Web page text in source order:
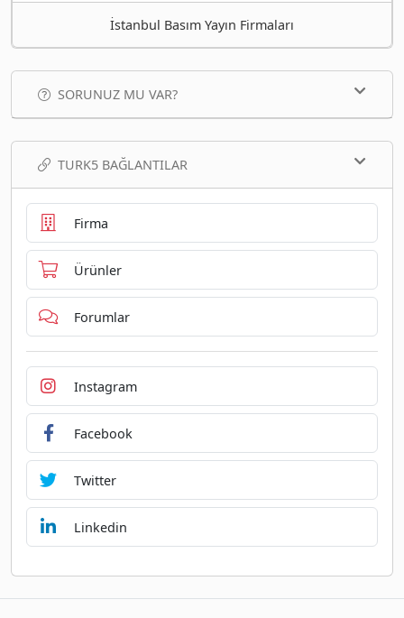
İstanbul Basım Yayın Firmaları
SORUNUZ MU VAR?
TURK5 BAĞLANTILAR
Firma
Ürünler
Forumlar
Instagram
Facebook
Twitter
Linkedin